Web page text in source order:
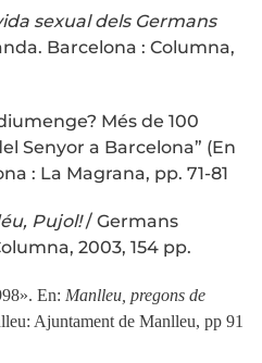
sexual dels Germans
Barcelona : Columna,
Més de 100
Senyor a Barcelona” (En
: La Magrana, pp. 71-81
Pujol!/ Germans
2003, 154 pp.
En: Manlleu, pregons de
Ajuntament de Manlleu, pp 91